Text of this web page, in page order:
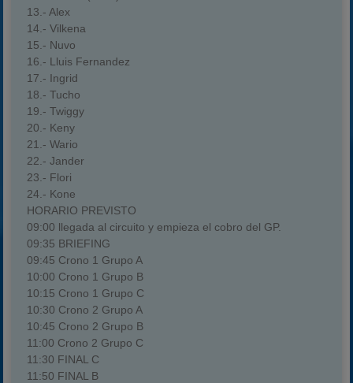
13.- Alex
14.- Vilkena
15.- Nuvo
16.- Lluis Fernandez
17.- Ingrid
18.- Tucho
19.- Twiggy
20.- Keny
21.- Wario
22.- Jander
23.- Flori
24.- Kone
HORARIO PREVISTO
09:00 llegada al circuito y empieza el cobro del GP.
09:35 BRIEFING
09:45 Crono 1 Grupo A
10:00 Crono 1 Grupo B
10:15 Crono 1 Grupo C
10:30 Crono 2 Grupo A
10:45 Crono 2 Grupo B
11:00 Crono 2 Grupo C
11:30 FINAL C
11:50 FINAL B